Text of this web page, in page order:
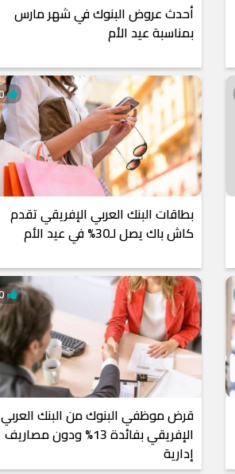
أحدث عروض البنوك في شهر مارس
بمناسبة عيد الأم
بطاقات البنك العربي الإفريقي تقدم
كاش باك يصل لـ30% في عيد الأم
0
قرض موظفي البنوك من البنك العربي
الإفريقي بفائدة 13% ودون مصاريف
إدارية
0